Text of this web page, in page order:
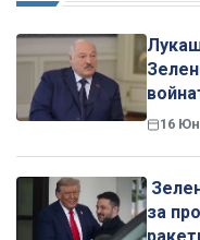
16
за